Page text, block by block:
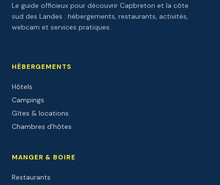
Le guide officieux pour découvrir Capbreton et la côte
sud des Landes : hébergements, restaurants, activités,
webcam et services pratiques.
HÉBERGEMENTS
Hôtels
Campings
Gîtes & locations
Chambres d'hôtes
MANGER & BOIRE
Restaurants